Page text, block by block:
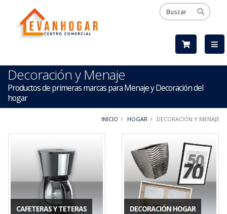
Decoración y Menaje
Productos de primeras marcas para Menaje y Decoración del
hogar
INICIO HOGAR DECORACIÓN Y MENAJE
CAFETERAS Y TETERAS DECORACIÓN HOGAR